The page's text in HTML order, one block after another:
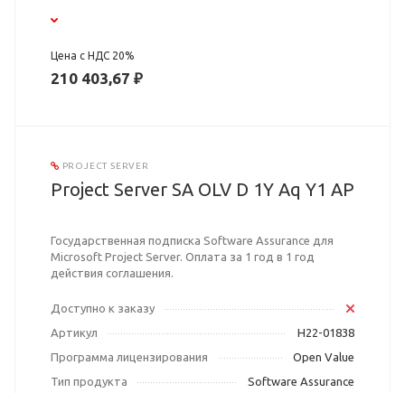
Цена с НДС 20%
210 403,67 ₽
PROJECT SERVER
Project Server SA OLV D 1Y Aq Y1 AP
Государственная подписка Software Assurance для
Microsoft Project Server. Оплата за 1 год в 1 год
действия соглашения.
Доступно к заказу
Артикул
H22-01838
Программа лицензирования
Open Value
Тип продукта
Software Assurance